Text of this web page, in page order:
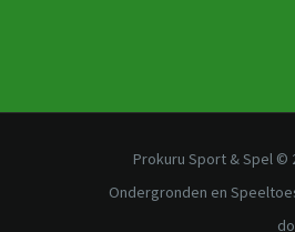
Prokuru Sport & Spel
Ondergronden en